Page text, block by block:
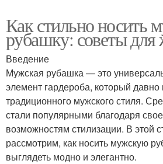
Как стильно носить
рубашку: советы
Введение
Мужская рубашка — это
элемент гардероба, который
традиционного мужского стиля.
стали популярными благодаря
возможностям стилизации. В этой
рассмотрим, как носить мужскую
выглядеть модно и элегантно.